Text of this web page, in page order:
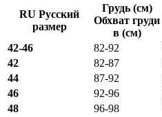
RU Русский
размер
Грудь (см)
Обхват груди
в (см)
42-46
82-92
42
82-87
44
87-92
46
92-96
48
96-98